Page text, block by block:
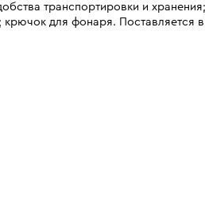
транспортировки и
для фонаря. Поставляется